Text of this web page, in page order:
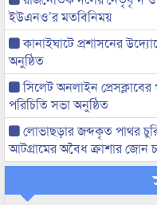
ইউএনও’র মতবিনিময়
কানাইঘাটে প্রশাসনের
অনুষ্ঠিত
সিলেট অনলাইন
পরিচিতি সভা অনুষ্ঠিত
লোভাছড়ার জব্দকৃত পাথর
আটগ্রামের অবৈধ ক্রাশার জোন